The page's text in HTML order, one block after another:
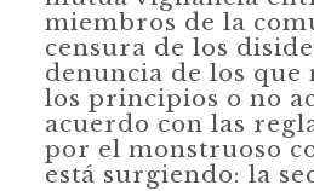
miembros de la
censura de los
denuncia de los que
los principios o no
acuerdo con las
por el monstruoso
está surgiendo: la